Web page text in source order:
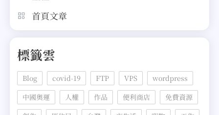
首頁文章
標籤雲
Blog covid-19 FTP VPS
wordpress
中國奧運
人權 作品 便利商店
免費資源